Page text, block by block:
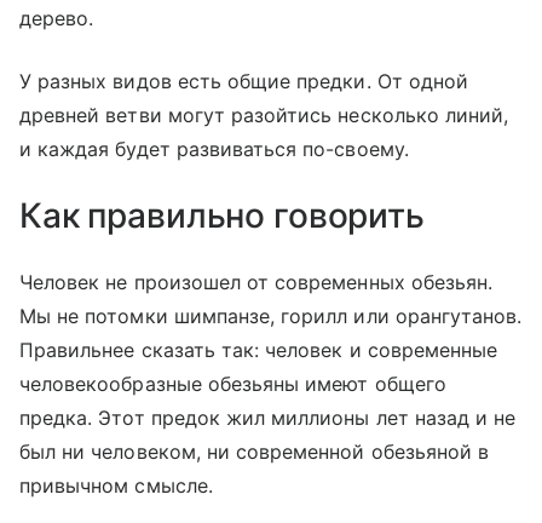
дерево.
У разных видов есть общие предки. От одной
древней ветви могут разойтись несколько линий,
и каждая будет развиваться по-своему.
Как правильно говорить
Человек не произошел от современных обезьян.
Мы не потомки шимпанзе, горилл или орангутанов.
Правильнее сказать так: человек и современные
человекообразные обезьяны имеют общего
предка. Этот предок жил миллионы лет назад и не
был ни человеком, ни современной обезьяной в
привычном смысле.